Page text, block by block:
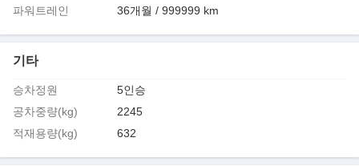
파워트레인
36개월 / 999999 km
기타
승차정원
5인승
공차중량(kg)
2245
적재용량(kg)
632